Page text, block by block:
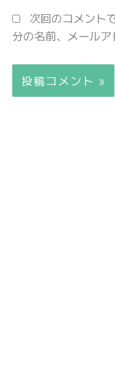
次回のコメント
分の名前、メールア